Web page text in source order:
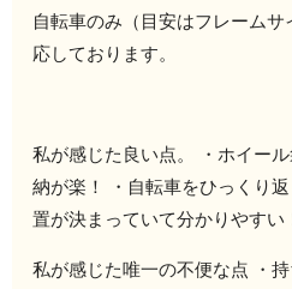
自転車のみ（目安はフレーム
応しております。
私が感じた良い点。 ・ホイー
納が楽！ ・自転車をひっくり
置が決まっていて分かりやすい
私が感じた唯一の不便な点 ・